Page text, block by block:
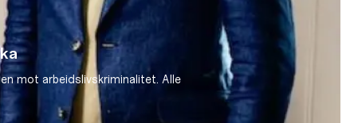
mot arbeidslivskriminalitet. Alle